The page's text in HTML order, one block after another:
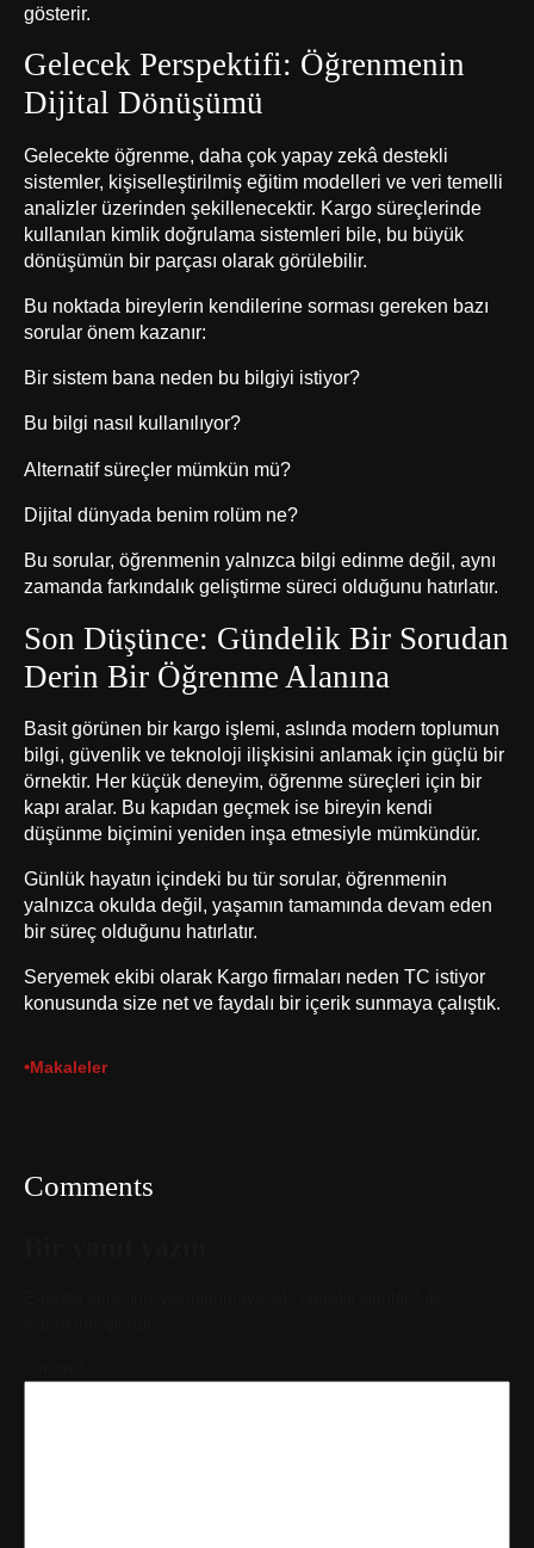
gösterir.
Gelecek Perspektifi: Öğrenmenin
Dijital Dönüşümü
Gelecekte öğrenme, daha çok yapay zekâ destekli
sistemler, kişiselleştirilmiş eğitim modelleri ve veri temelli
analizler üzerinden şekillenecektir. Kargo süreçlerinde
kullanılan kimlik doğrulama sistemleri bile, bu büyük
dönüşümün bir parçası olarak görülebilir.
Bu noktada bireylerin kendilerine sorması gereken bazı
sorular önem kazanır:
Bir sistem bana neden bu bilgiyi istiyor?
Bu bilgi nasıl kullanılıyor?
Alternatif süreçler mümkün mü?
Dijital dünyada benim rolüm ne?
Bu sorular, öğrenmenin yalnızca bilgi edinme değil, aynı
zamanda farkındalık geliştirme süreci olduğunu hatırlatır.
Son Düşünce: Gündelik Bir Sorudan
Derin Bir Öğrenme Alanına
Basit görünen bir kargo işlemi, aslında modern toplumun
bilgi, güvenlik ve teknoloji ilişkisini anlamak için güçlü bir
örnektir. Her küçük deneyim, öğrenme süreçleri için bir
kapı aralar. Bu kapıdan geçmek ise bireyin kendi
düşünme biçimini yeniden inşa etmesiyle mümkündür.
Günlük hayatın içindeki bu tür sorular, öğrenmenin
yalnızca okulda değil, yaşamın tamamında devam eden
bir süreç olduğunu hatırlatır.
Seryemek ekibi olarak Kargo firmaları neden TC istiyor
konusunda size net ve faydalı bir içerik sunmaya çalıştık.
•Makaleler
Comments